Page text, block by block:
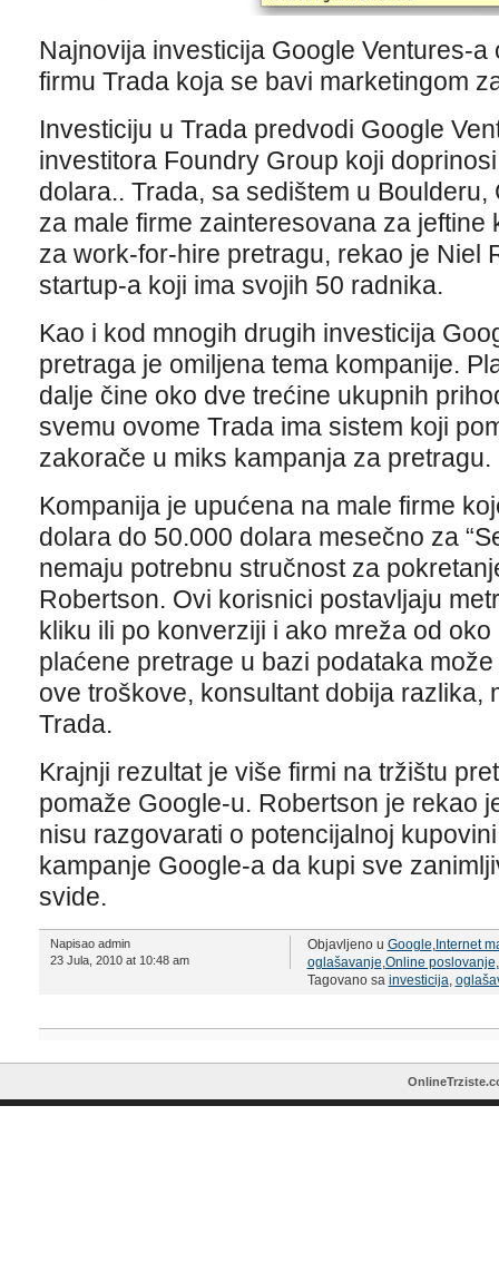
Najnovija investicija Google Ventures-a
firmu Trada koja se bavi marketingom
Investiciju u Trada predvodi Google
investitora Foundry Group koji
dolara.. Trada, sa sedištem u
za male firme zainteresovana za jeftine
za work-for-hire pretragu, rekao je Niel
startup-a koji ima svojih 50 radnika.
Kao i kod mnogih drugih investicija
pretraga je omiljena tema kompanije.
dalje čine oko dve trećine ukupnih
svemu ovome Trada ima sistem koji
zakorače u miks kampanja za pretragu.
Kompanija je upućena na male firme
dolara do 50.000 dolara mesečno za
nemaju potrebnu stručnost za
Robertson. Ovi korisnici postavljaju
kliku ili po konverziji i ako mreža od
plaćene pretrage u bazi podataka
ove troškove, konsultant dobija razlika,
Trada.
Krajnji rezultat je više firmi na tržištu
pomaže Google-u. Robertson je rekao
nisu razgovarati o potencijalnoj
kampanje Google-a da kupi sve
svide.
Napisao admin
23 Jula, 2010 at 10:48 am
Objavljeno u Google,Internet
oglašavanje,Online poslovanje,
Tagovano sa investicija,